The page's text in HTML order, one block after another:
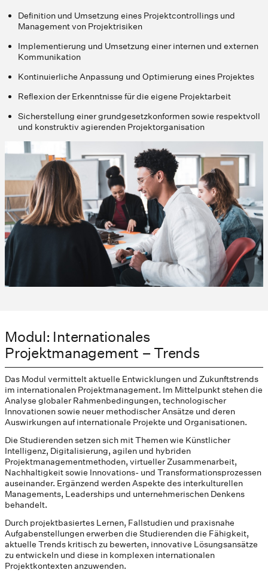
Definition und Umsetzung eines Projektcontrollings und
Management von Projektrisiken
Implementierung und Umsetzung einer internen und externen
Kommunikation
Kontinuierliche Anpassung und Optimierung eines Projektes
Reflexion der Erkenntnisse für die eigene Projektarbeit
Sicherstellung einer grundgesetzkonformen sowie respektvoll
und konstruktiv agierenden Projektorganisation
Modul: Internationales
Projektmanagement – Trends
Das Modul vermittelt aktuelle Entwicklungen und Zukunftstrends
im internationalen Projektmanagement. Im Mittelpunkt stehen die
Analyse globaler Rahmenbedingungen, technologischer
Innovationen sowie neuer methodischer Ansätze und deren
Auswirkungen auf internationale Projekte und Organisationen.
Die Studierenden setzen sich mit Themen wie Künstlicher
Intelligenz, Digitalisierung, agilen und hybriden
Projektmanagementmethoden, virtueller Zusammenarbeit,
Nachhaltigkeit sowie Innovations- und Transformationsprozessen
auseinander. Ergänzend werden Aspekte des interkulturellen
Managements, Leaderships und unternehmerischen Denkens
behandelt.
Durch projektbasiertes Lernen, Fallstudien und praxisnahe
Aufgabenstellungen erwerben die Studierenden die Fähigkeit,
aktuelle Trends kritisch zu bewerten, innovative Lösungsansätze
zu entwickeln und diese in komplexen internationalen
Projektkontexten anzuwenden.